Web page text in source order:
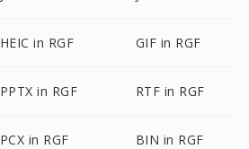
HEIC in RGF GIF in RGF
PPTX in RGF RTF in RGF
PCX in RGF BIN in RGF